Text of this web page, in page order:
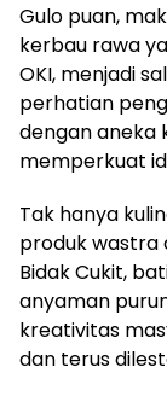
Gulo puan,
kerbau rawa
OKI, menjadi
perhatian
dengan aneka
memperkuat
Tak hanya
produk wastra
Bidak Cukit,
anyaman
kreativitas
dan terus